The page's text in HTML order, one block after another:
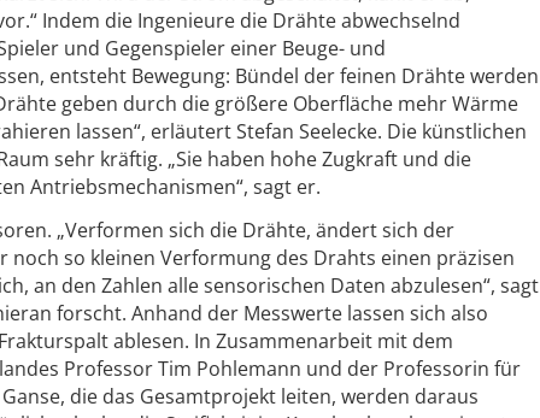
Indem die Ingenieure die Drähte abwechselnd
und Gegenspieler einer Beuge- und
entsteht Bewegung: Bündel der feinen Drähte werden
geben durch die größere Oberfläche mehr Wärme
lassen“, erläutert Stefan Seelecke. Die künstlichen
sehr kräftig. „Sie haben hohe Zugkraft und die
Antriebsmechanismen“, sagt er.
„Verformen sich die Drähte, ändert sich der
so kleinen Verformung des Drahts einen präzisen
an den Zahlen alle sensorischen Daten abzulesen“, sagt
forscht. Anhand der Messwerte lassen sich also
ablesen. In Zusammenarbeit mit dem
Professor Tim Pohlemann und der Professorin für
die das Gesamtprojekt leiten, werden daraus